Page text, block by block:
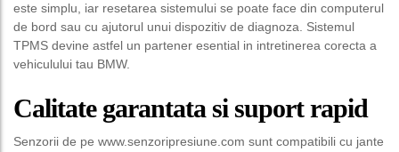
este simplu, iar resetarea sistemului se poate face din computerul
de bord sau cu ajutorul unui dispozitiv de diagnoza. Sistemul
TPMS devine astfel un partener esential in intretinerea corecta a
vehiculului tau BMW.
Calitate garantata si suport rapid
Senzorii de pe www.senzoripresiune.com sunt compatibili cu jante